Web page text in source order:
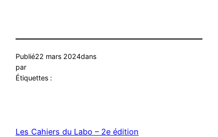
Publié22 mars 2024dans
par
Étiquettes :
Les Cahiers du Labo – 2e édition